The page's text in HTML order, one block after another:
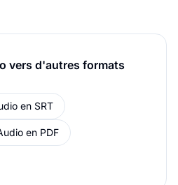
vers d'autres formats
en SRT
en PDF